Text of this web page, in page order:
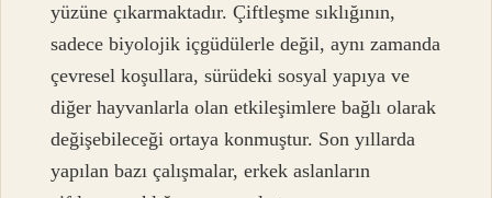
yüzüne çıkarmaktadır. Çiftleşme sıklığının,
sadece biyolojik içgüdülerle değil, aynı zamanda
çevresel koşullara, sürüdeki sosyal yapıya ve
diğer hayvanlarla olan etkileşimlere bağlı olarak
değişebileceği ortaya konmuştur. Son yıllarda
yapılan bazı çalışmalar, erkek aslanların